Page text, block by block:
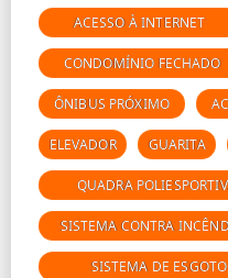
ACESSO À INTERNET
CONDOMÍNIO FECHADO
ÔNIBUS PRÓXIMO
ELEVADOR GUARITA
QUADRA
SISTEMA CONTRA
SISTEMA DE ESGOTO